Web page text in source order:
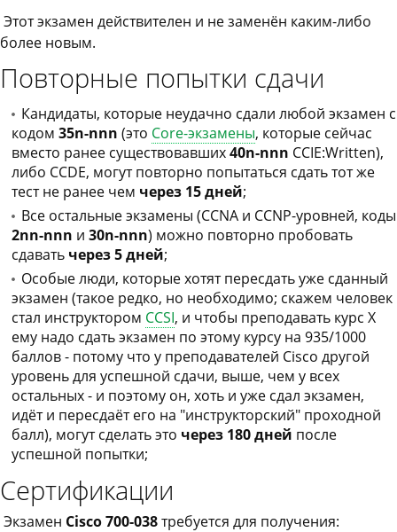
Этот экзамен действителен и не заменён каким-либо
более новым.
Повторные попытки сдачи
Кандидаты, которые неудачно сдали любой экзамен с
кодом 35n-nnn (это Core-экзамены, которые сейчас
вместо ранее существовавших40n-nnn CCIE:Written),
либо CCDE, могут повторно попытаться сдать тот же
тест не ранее чем через 15 дней;
Все остальные экзамены (CCNA и CCNP-уровней, коды
2nn-nnn и 30n-nnn) можно повторно пробовать
сдавать через 5 дней;
Особые люди, которые хотят пересдать уже сданный
экзамен (такое редко, но необходимо; скажем человек
стал инструктором CCSI, и чтобы преподавать курс X
ему надо сдать экзамен по этому курсу на 935/1000
баллов - потому что у преподавателей Cisco другой
уровень для успешной сдачи, выше, чем у всех
остальных - и поэтому он, хоть и уже сдал экзамен,
идёт и пересдаёт его на "инструкторский" проходной
балл), могут сделать это через 180 дней после
успешной попытки;
Сертификации
Экзамен Cisco 700-038требуется для получения: